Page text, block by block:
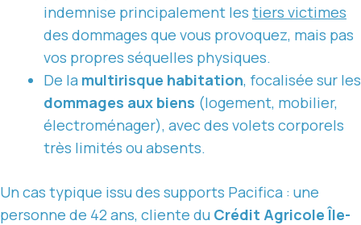
indemnise principalement les tiers victimes
des dommages que vous provoquez, mais pas
vos propres séquelles physiques.
De la multirisque habitation, focalisée sur les
dommages aux biens (logement, mobilier,
électroménager), avec des volets corporels
très limités ou absents.
Un cas typique issu des supports Pacifica : une
personne de 42 ans, cliente du Crédit Agricole Île-